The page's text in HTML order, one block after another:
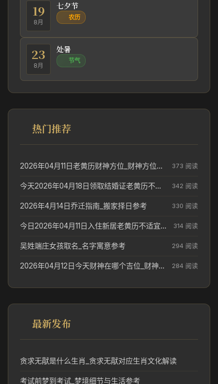
19
8月
七夕节
农历
23
8月
处暑
节气
热门推荐
2026年04月11日老黄历财神方位_财神方位与供奉讲究 373 阅读
今天2026年04月18日领取结婚证老黄历不适合吗_领证日期参考 342 阅读
2026年4月14日乔迁指南_搬家择日参考 330 阅读
今日2026年04月11日入住新居老黄历不适宜吗_搬家择日参考 314 阅读
吴姓端庄女孩取名_名字寓意参考 294 阅读
2026年04月12日今天财神在哪个吉位_财神方位参考 284 阅读
最新发布
贪求无猒是什么生肖_贪求无猒对应生肖文化解读
考试前梦到考试_梦境细节与生活参考